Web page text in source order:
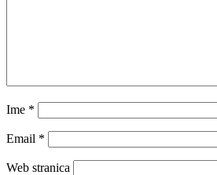
Ime *
Email *
Web stranica